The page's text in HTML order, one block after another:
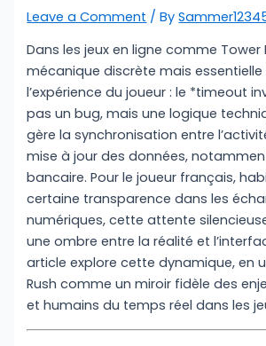
Leave a Comment / By
Dans les jeux en ligne comme Tower
mécanique discrète mais
l’expérience du joueur : le *timeout
pas un bug, mais une logique
gère la synchronisation entre
mise à jour des données,
bancaire. Pour le joueur français,
certaine transparence dans les
numériques, cette attente
une ombre entre la réalité et
article explore cette dynamique, en
Rush comme un miroir fidèle des
et humains du temps réel dans les